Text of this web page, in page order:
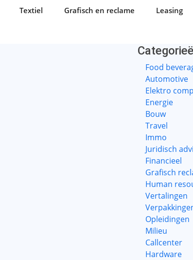
Textiel Grafisch en reclame Leasing
Food
Automotive
Elektro
Energie
Bouw
Travel
Immo
Juridisch
Financieel
Grafisch
Human
Vertalingen
Opleidingen
Milieu
Callcenter
Hardware